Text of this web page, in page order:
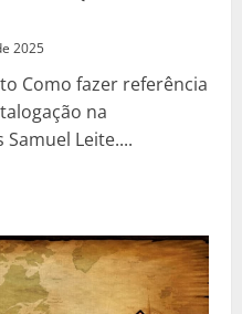
2025
Como fazer referência
na
Samuel Leite....